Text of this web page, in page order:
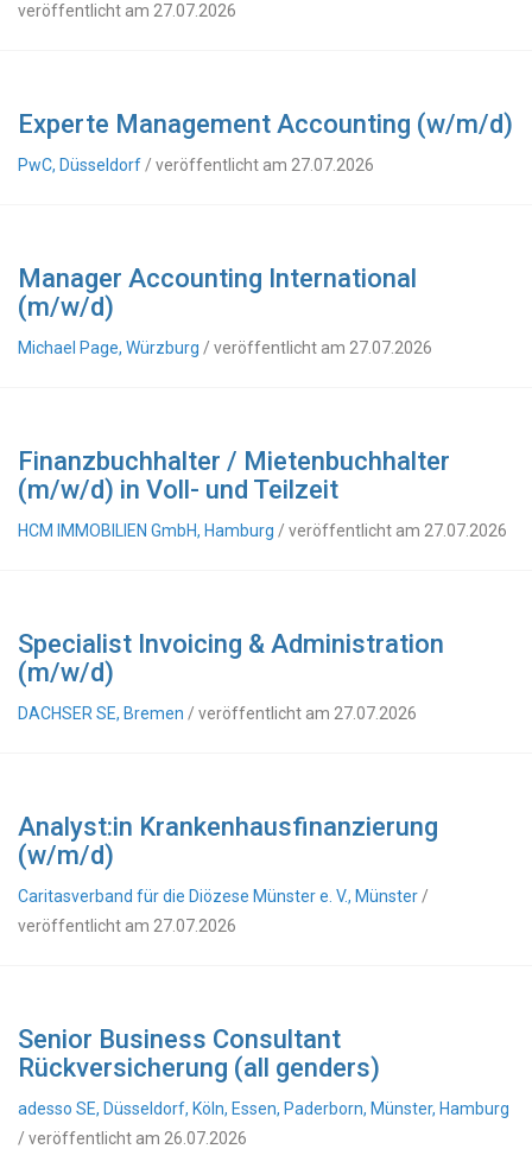
veröffentlicht am 27.07.2026
Experte Management Accounting (w/m/d)
PwC, Düsseldorf / veröffentlicht am 27.07.2026
Manager Accounting International
(m/w/d)
Michael Page, Würzburg / veröffentlicht am 27.07.2026
Finanzbuchhalter / Mietenbuchhalter
(m/w/d) in Voll- und Teilzeit
HCM IMMOBILIEN GmbH, Hamburg / veröffentlicht am 27.07.2026
Specialist Invoicing & Administration
(m/w/d)
DACHSER SE, Bremen / veröffentlicht am 27.07.2026
Analyst:in Krankenhausfinanzierung
(w/m/d)
Caritasverband für die Diözese Münster e. V., Münster /
veröffentlicht am 27.07.2026
Senior Business Consultant
Rückversicherung (all genders)
adesso SE, Düsseldorf, Köln, Essen, Paderborn, Münster, Hamburg
/ veröffentlicht am 26.07.2026